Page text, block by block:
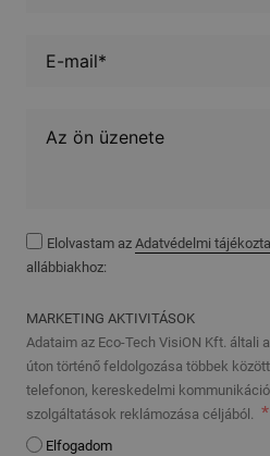
Elolvastam az Adatvédelmi
allábbiakhoz:
MARKETING AKTIVITÁSOK
Adataim az Eco-Tech VisiON Kft. általi
úton történő feldolgozása többek
telefonon, kereskedelmi
szolgáltatások reklámozása céljából.
Elfogadom